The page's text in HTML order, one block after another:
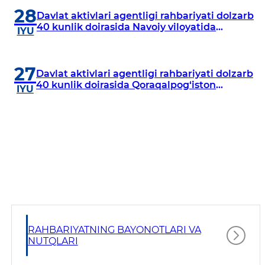
28
IYU
Davlat aktivlari agentligi rahbariyati dolzarb
40 kunlik doirasida Navoiy viloyatida
27
IYU
Davlat aktivlari agentligi rahbariyati dolzarb
40 kunlik doirasida Qoraqalpog‘iston
RAHBARIYATNING BAYONOTLARI VA
NUTQLARI